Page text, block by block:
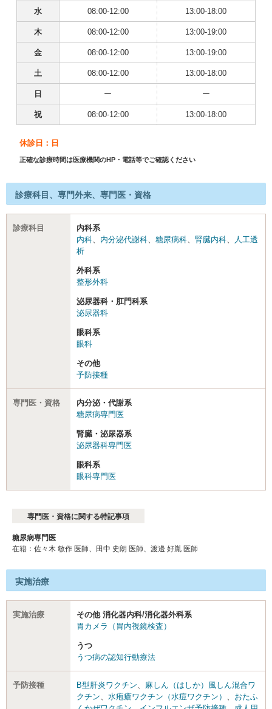
水 08:00-12:00 13:00-18:00
木 08:00-12:00 13:00-19:00
金 08:00-12:00 13:00-19:00
土 08:00-12:00 13:00-18:00
日 ー ー
祝 08:00-12:00 13:00-18:00
休診日：日
正確な診療時間は医療機関のHP・電話等でご確認ください
診療科目、専門外来、専門医・資格
診療科目
内科系
内科
内分泌代謝科 糖尿病科 腎臓内科
人工透
析
外科系
整形外科
泌尿器科・肛門科系
泌尿器科
眼科系
眼科
その他
予防接種
専門医・資格
内分泌・代謝系
糖尿病専門医
腎臓・泌尿器系
泌尿器科専門医
眼科系
眼科専門医
専門医・資格に関する特記事項
糖尿病専門医
在籍：佐々木 敏作 医師、田中 史朗 医師、渡邊 好胤 医師
実施治療
実施治療
その他 消化器内科/消化器外科系
胃カメラ（胃内視鏡検査）
うつ
うつ病の認知行動療法
予防接種 B型肝炎ワクチン
麻しん（はしか）風しん混合ワ
クチン
水疱瘡ワクチン（水痘ワクチン）
おたふ